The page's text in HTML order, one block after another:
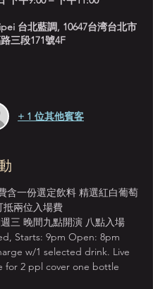
台北藍調, 10647台湾台北市
三段171號4F
+ 1 位其他賓客
含一份選定飲料 精選紅白葡萄
抵兩位入場費
三 晚間九點開演 八點入場
Starts: 9pm Open: 8pm
w/1 selected drink. Live
for 2 ppl cover one bottle